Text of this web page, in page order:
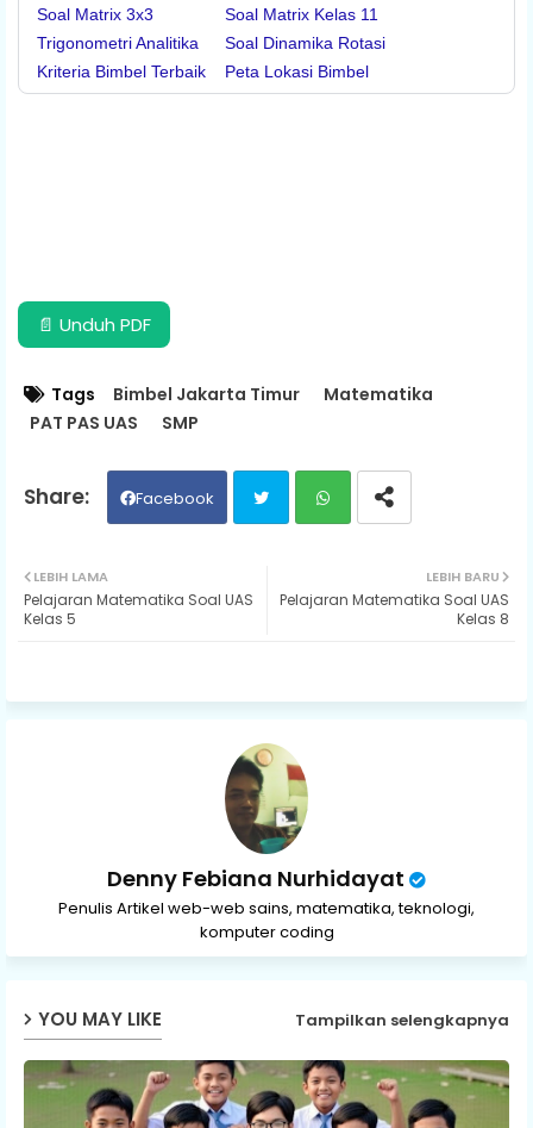
Soal Matrix 3x3
Trigonometri Analitika
Kriteria Bimbel Terbaik
Soal Matrix Kelas 11
Soal Dinamika Rotasi
Peta Lokasi Bimbel
📄 Unduh PDF
Tags Bimbel Jakarta Timur
Matematika
PAT PAS UAS
SMP
Facebook
ter ats
LEBIH BARU
Pelajaran Matematika Soal UAS
Kelas 8
LEBIH LAMA
Pelajaran Matematika Soal UAS
Kelas 5
Denny Febiana Nurhidayat
Penulis Artikel web-web sains, matematika, teknologi,
komputer coding
YOU MAY LIKE Tampilkan selengkapnya